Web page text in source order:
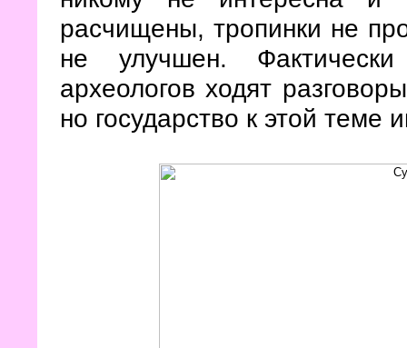
расчищены, тропинки не
не улучшен.
археологов ходят
но государство к этой теме